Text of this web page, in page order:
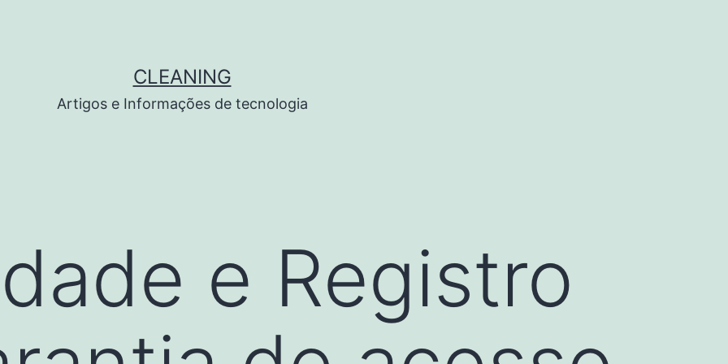
CLEANING
Artigos e Informações de tecnologia
e Registro